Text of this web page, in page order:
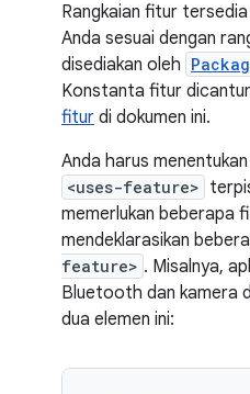
Rangkaian fitur
Anda sesuai dengan
disediakan oleh
Konstanta fitur
fitur di dokumen ini.
Anda harus
<uses-feature>
memerlukan beberapa
mendeklarasikan
feature> . Misalnya,
Bluetooth dan kamera
dua elemen ini: